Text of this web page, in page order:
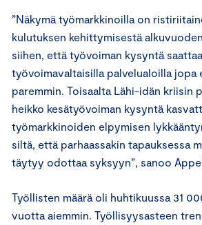
”Näkymä työmarkkinoilla on
kulutuksen kehittymisestä
siihen, että työvoiman kysyntä
työvoimavaltaisilla palvelualoilla jopa
paremmin. Toisaalta Lähi-idän kriisin
heikko kesätyövoiman kysyntä
työmarkkinoiden elpymisen
siltä, että parhaassakin tapauksessa
täytyy odottaa syksyyn”, sanoo
Työllisten määrä oli huhtikuussa 31
vuotta aiemmin. Työllisyysasteen